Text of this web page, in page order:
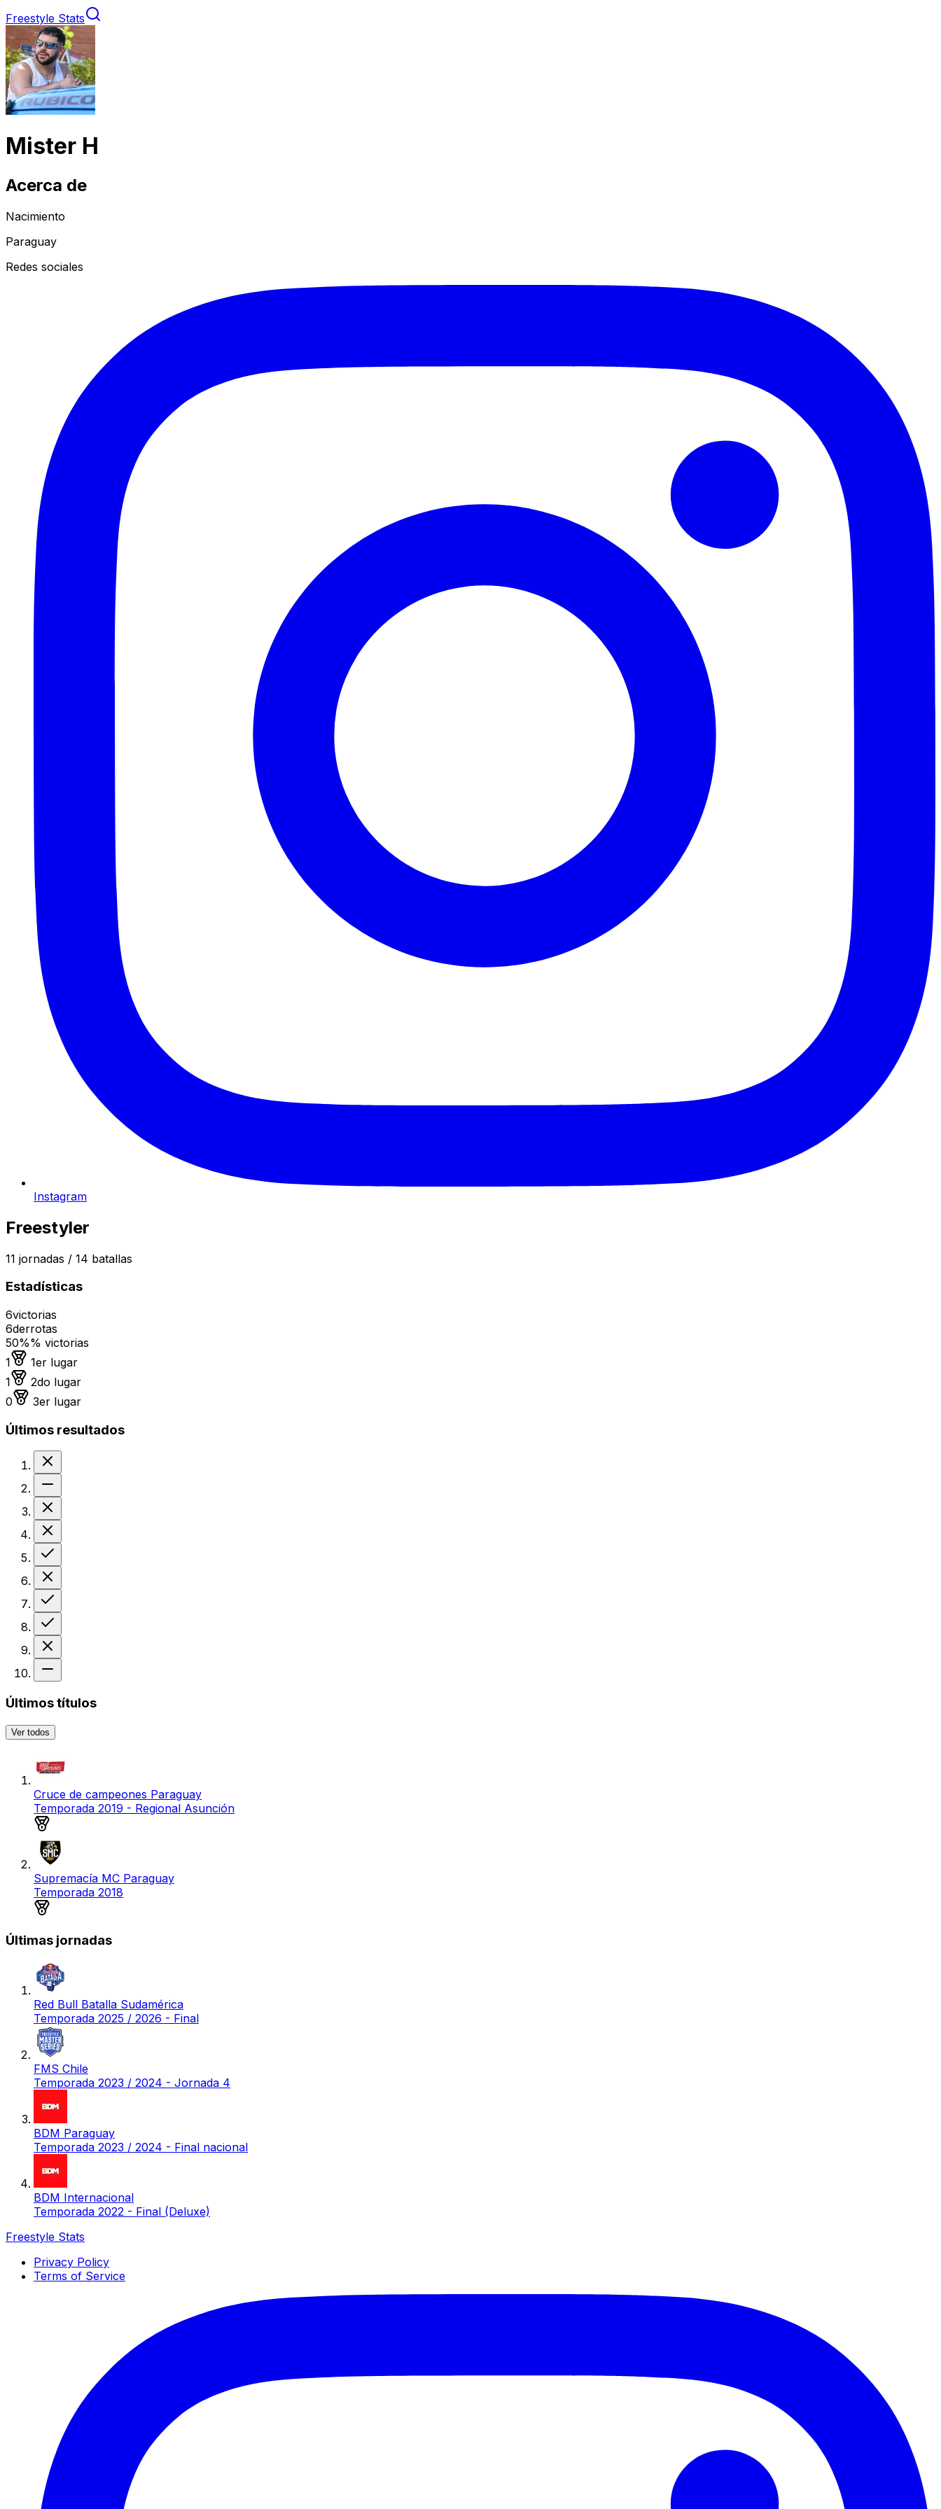
Freestyle Stats
Mister H
Acerca de
Nacimiento
Paraguay
Redes sociales
Instagram
Freestyler
11 jornadas / 14 batallas
Estadísticas
6victorias
6derrotas
50%% victorias
1
Medalla de oro
1er lugar
1
Medalla de plata
2do lugar
0
Medalla de bronce
3er lugar
Últimos resultados
Últimos títulos
Ver todos
Cruce de campeones Paraguay
Temporada 2019 - Regional Asunción
Supremacía MC Paraguay
Temporada 2018
Últimas jornadas
Red Bull Batalla Sudamérica
Temporada 2025 / 2026 - Final
FMS Chile
Temporada 2023 / 2024 - Jornada 4
BDM Paraguay
Temporada 2023 / 2024 - Final nacional
BDM Internacional
Temporada 2022 - Final (Deluxe)
Freestyle Stats
Privacy Policy
Terms of Service